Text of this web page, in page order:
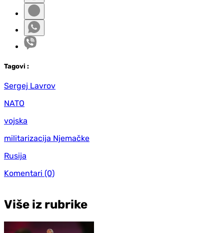
Tagovi :
Sergej Lavrov
NATO
vojska
militarizacija Njemačke
Rusija
Komentari (0)
Više iz rubrike